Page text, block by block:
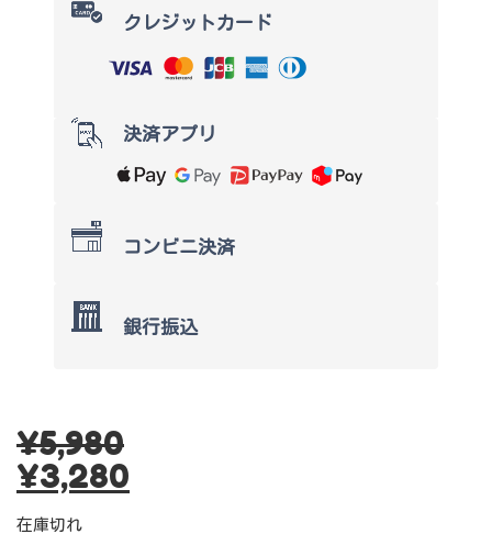
クレジットカード
決済アプリ
コンビニ決済
銀行振込
¥5,980
¥3,280
在庫切れ